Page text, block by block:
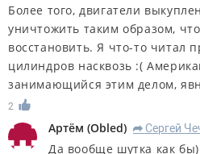
Более того, двигатели
уничтожить таким образом,
восстановить. Я что-то читал
цилиндров насквозь :(
занимающийся этим делом,
2
Артём (Obled) R Сергей
Да вообще шутка как бы)